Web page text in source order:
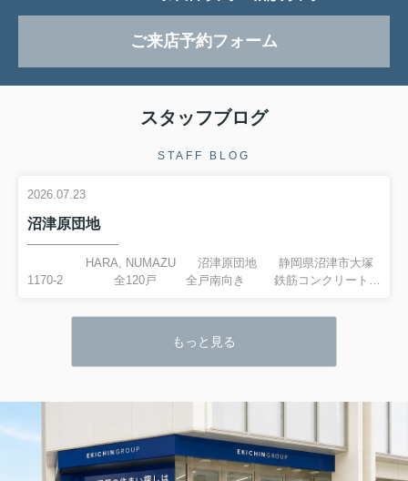
ご来店予約フォーム
スタッフブログ
STAFF BLOG
2026.07.23
沼津原団地
HARA, NUMAZU 沼津原団地 静岡県沼津市大塚
1170-2 全120戸 全戸南向き 鉄筋コンクリート造
もっと見る